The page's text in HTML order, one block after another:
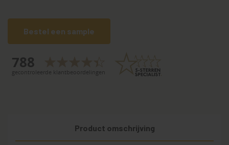
Bestel een sample
Product omschrijving